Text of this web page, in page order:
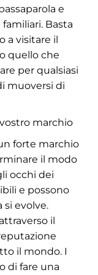
e
Basta
a visitare il
quello che
per qualsiasi
muoversi di
marchio
forte marchio
il modo
occhi dei
e possono
si evolve.
il
il mondo. I
di fare una